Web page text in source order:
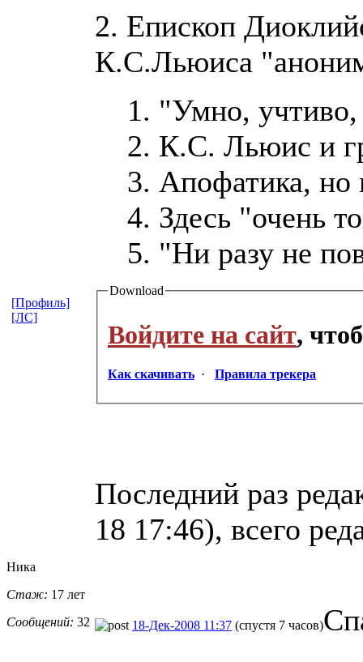
2. Епископ
К.С.Льюиса
1. "Умно,
2. К.С. Льюис и
3. Апофатика, но
4. Здесь "очень
5. "Ни разу не
Download
Войдите на сайт,
Как скачивать · Правила трекера
Последний раз
18 17:46), всего
[Профиль]
[ЛС]
Ника
Стаж: 17 лет
Сообщений: 32 18-Дек-2008 11:37 (спустя 7 часов)